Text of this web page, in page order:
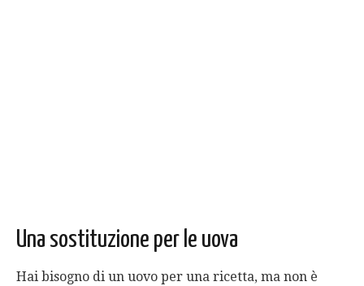
Una sostituzione per le uova
Hai bisogno di un uovo per una ricetta, ma non è